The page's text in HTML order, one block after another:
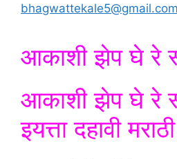
bhagwattekale5@gmail.com
आकाशी झेप घे रे
आकाशी झेप घे रे
इयत्ता दहावी मराठी